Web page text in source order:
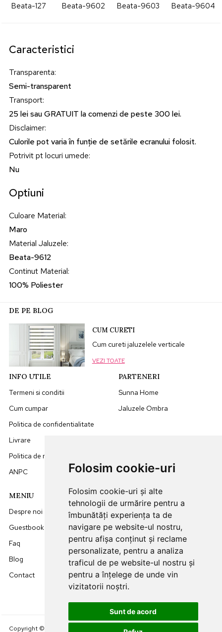
Folosim cookie-uri
Folosim cookie-uri și alte
tehnologii de urmărire pentru a
îmbunătăți experiența ta de
navigare pe website-ul nostru,
pentru afișa conținut și reclame
personalizate, pentru a analiza
traficul de pe website-ul nostru și
pentru a înțelege de unde vin
vizitatorii noștri.
Sunt de acord
Beata-127 Beata-9602 Beata-9603 Beata-9604
Caracteristici
Transparenta:
Semi-transparent
Transport:
25 lei sau GRATUIT la comenzi de peste 300 lei.
Disclaimer:
Culorile pot varia în funție de setările ecranului folosit.
Potrivit pt locuri umede:
Nu
Optiuni
Culoare Material:
Maro
Material Jaluzele:
Beata-9612
Continut Material:
100% Poliester
DE PE BLOG
CUM CURETI
Cum cureti jaluzelele verticale
VEZI TOATE
INFO UTILE
Termeni si conditii
Cum cumpar
Politica de confidentialitate
Livrare
Politica de retur
ANPC
PARTENERI
Sunna Home
Jaluzele Ombra
MENIU
Despre noi
Guestbook
Faq
Blog
Contact
DATE CONTACT
0749512455
office@sunna.ro
L-V: 09:00 - 18:00
Copyright © 2024 SunnaRollers. Creare Magazin Online